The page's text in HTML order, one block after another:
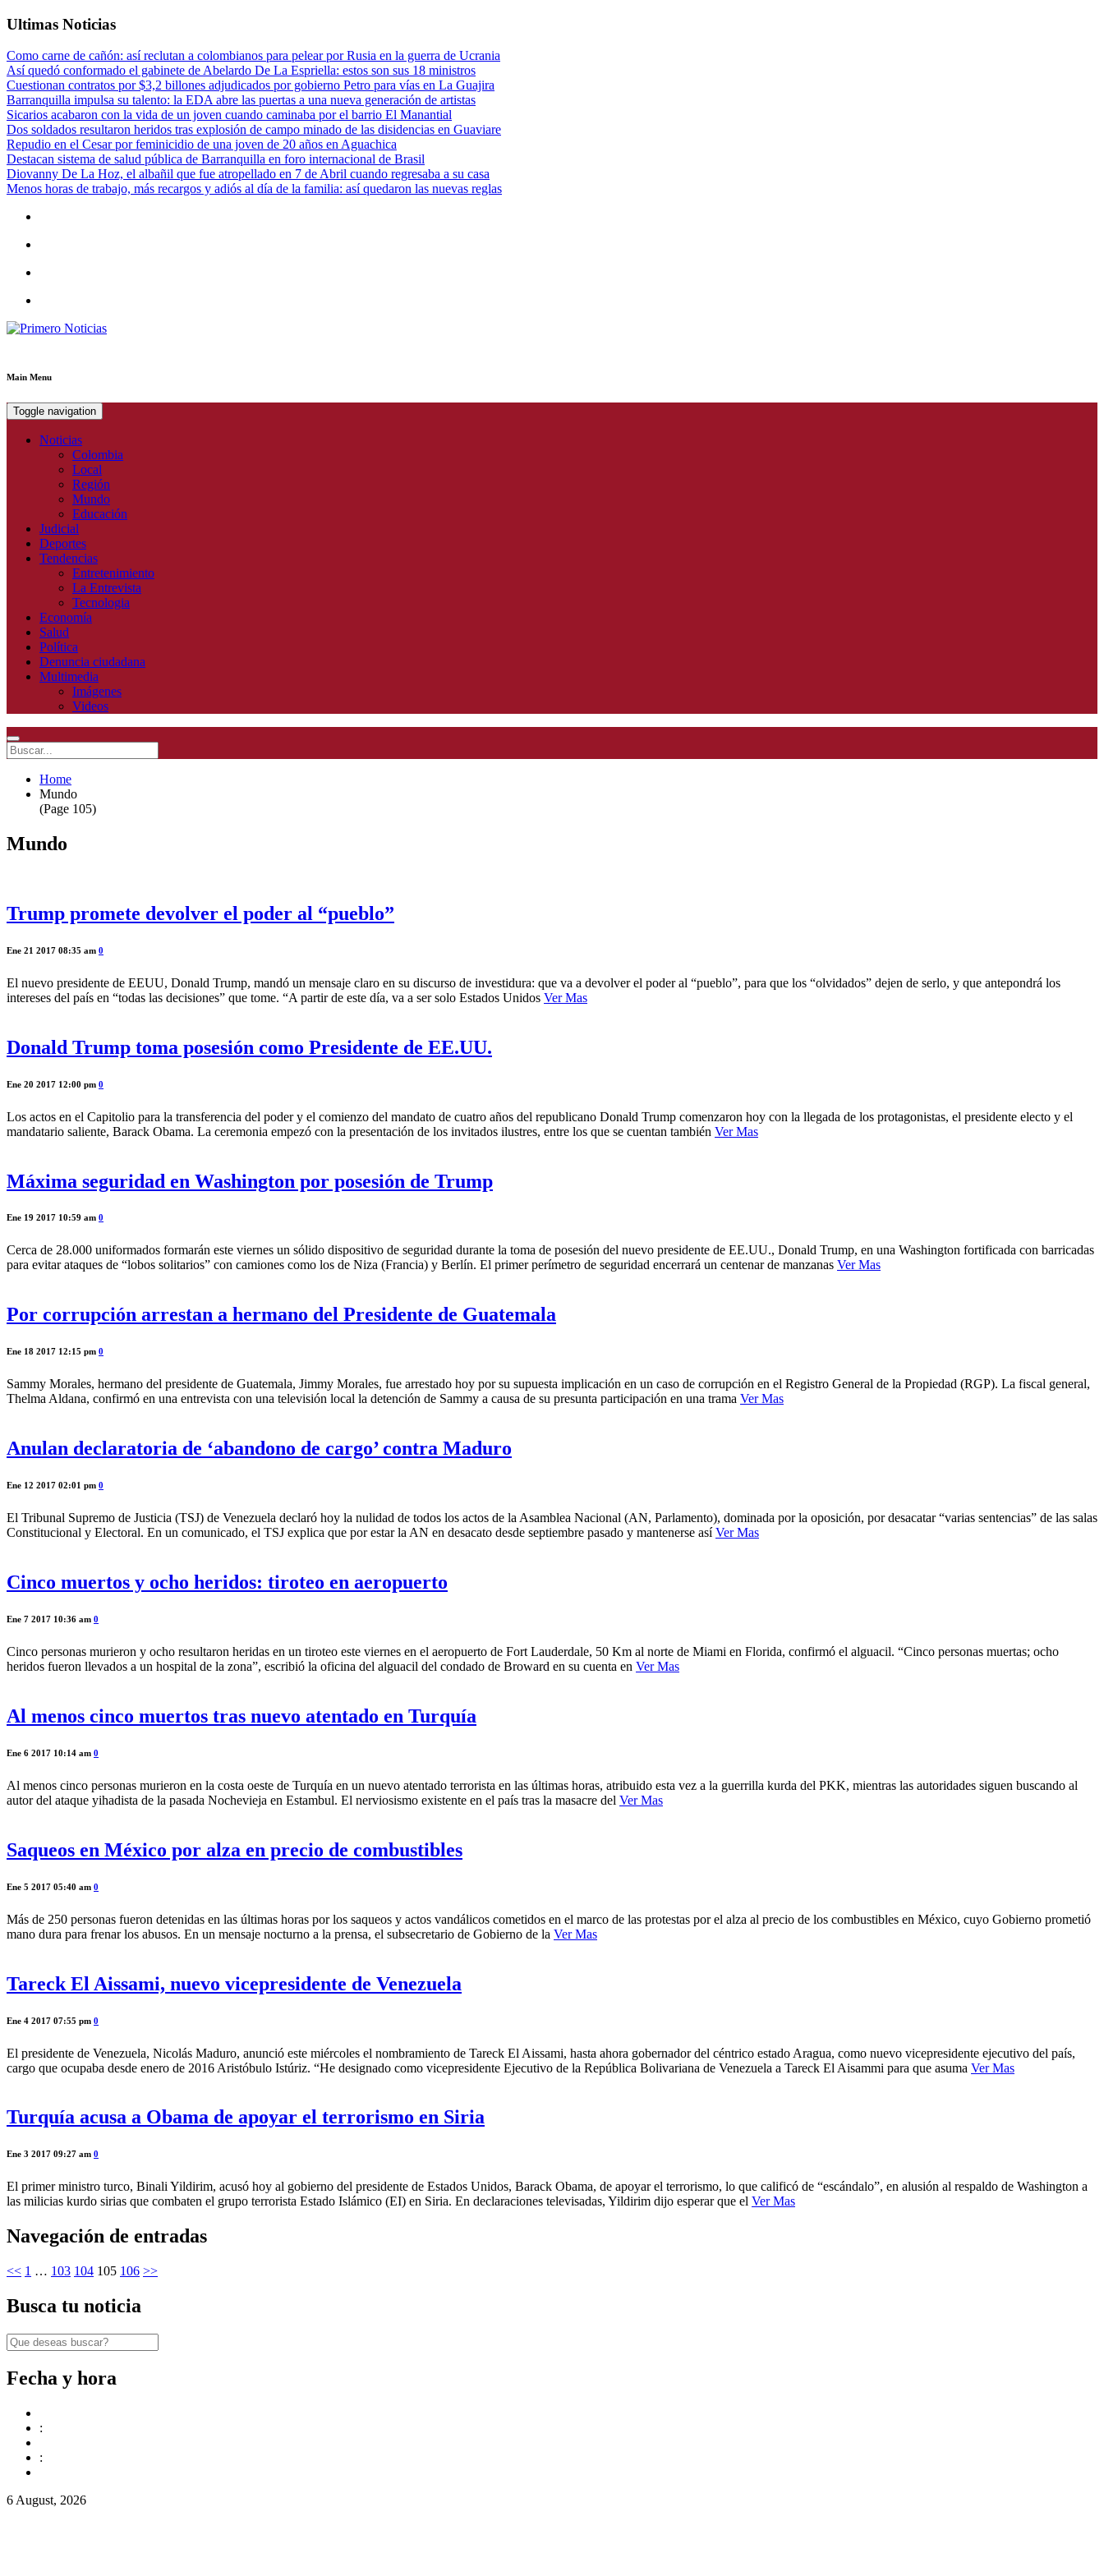
Ultimas Noticias
Como carne de cañón: así reclutan a colombianos para pelear por Rusia en la guerra de Ucrania
Así quedó conformado el gabinete de Abelardo De La Espriella: estos son sus 18 ministros
Cuestionan contratos por $3,2 billones adjudicados por gobierno Petro para vías en La Guajira
Barranquilla impulsa su talento: la EDA abre las puertas a una nueva generación de artistas
Sicarios acabaron con la vida de un joven cuando caminaba por el barrio El Manantial
Dos soldados resultaron heridos tras explosión de campo minado de las disidencias en Guaviare
Repudio en el Cesar por feminicidio de una joven de 20 años en Aguachica
Destacan sistema de salud pública de Barranquilla en foro internacional de Brasil
Diovanny De La Hoz, el albañil que fue atropellado en 7 de Abril cuando regresaba a su casa
Menos horas de trabajo, más recargos y adiós al día de la familia: así quedaron las nuevas reglas
Main Menu
Toggle navigation
Noticias
Colombia
Local
Región
Mundo
Educación
Judicial
Deportes
Tendencias
Entretenimiento
La Entrevista
Tecnologia
Economía
Salud
Política
Denuncia ciudadana
Multimedia
Imágenes
Videos
Home
Mundo
(Page 105)
Mundo
Trump promete devolver el poder al “pueblo”
Ene 21 2017 08:35 am 0
El nuevo presidente de EEUU, Donald Trump, mandó un mensaje claro en su discurso de investidura: que va a devolver el poder al “pueblo”, para que los “olvidados” dejen de serlo, y que antepondrá los
intereses del país en “todas las decisiones” que tome. “A partir de este día, va a ser solo Estados Unidos Ver Mas
Donald Trump toma posesión como Presidente de EE.UU.
Ene 20 2017 12:00 pm 0
Los actos en el Capitolio para la transferencia del poder y el comienzo del mandato de cuatro años del republicano Donald Trump comenzaron hoy con la llegada de los protagonistas, el presidente electo y el
mandatario saliente, Barack Obama. La ceremonia empezó con la presentación de los invitados ilustres, entre los que se cuentan también Ver Mas
Máxima seguridad en Washington por posesión de Trump
Ene 19 2017 10:59 am 0
Cerca de 28.000 uniformados formarán este viernes un sólido dispositivo de seguridad durante la toma de posesión del nuevo presidente de EE.UU., Donald Trump, en una Washington fortificada con barricadas
para evitar ataques de “lobos solitarios” con camiones como los de Niza (Francia) y Berlín. El primer perímetro de seguridad encerrará un centenar de manzanas Ver Mas
Por corrupción arrestan a hermano del Presidente de Guatemala
Ene 18 2017 12:15 pm 0
Sammy Morales, hermano del presidente de Guatemala, Jimmy Morales, fue arrestado hoy por su supuesta implicación en un caso de corrupción en el Registro General de la Propiedad (RGP). La fiscal general,
Thelma Aldana, confirmó en una entrevista con una televisión local la detención de Sammy a causa de su presunta participación en una trama Ver Mas
Anulan declaratoria de ‘abandono de cargo’ contra Maduro
Ene 12 2017 02:01 pm 0
El Tribunal Supremo de Justicia (TSJ) de Venezuela declaró hoy la nulidad de todos los actos de la Asamblea Nacional (AN, Parlamento), dominada por la oposición, por desacatar “varias sentencias” de las salas
Constitucional y Electoral. En un comunicado, el TSJ explica que por estar la AN en desacato desde septiembre pasado y mantenerse asíVer Mas
Cinco muertos y ocho heridos: tiroteo en aeropuerto
Ene 7 2017 10:36 am 0
Cinco personas murieron y ocho resultaron heridas en un tiroteo este viernes en el aeropuerto de Fort Lauderdale, 50 Km al norte de Miami en Florida, confirmó el alguacil. “Cinco personas muertas; ocho
heridos fueron llevados a un hospital de la zona”, escribió la oficina del alguacil del condado de Broward en su cuenta en Ver Mas
Al menos cinco muertos tras nuevo atentado en Turquía
Ene 6 2017 10:14 am 0
Al menos cinco personas murieron en la costa oeste de Turquía en un nuevo atentado terrorista en las últimas horas, atribuido esta vez a la guerrilla kurda del PKK, mientras las autoridades siguen buscando al
autor del ataque yihadista de la pasada Nochevieja en Estambul. El nerviosismo existente en el país tras la masacre del Ver Mas
Saqueos en México por alza en precio de combustibles
Ene 5 2017 05:40 am 0
Más de 250 personas fueron detenidas en las últimas horas por los saqueos y actos vandálicos cometidos en el marco de las protestas por el alza al precio de los combustibles en México, cuyo Gobierno prometió
mano dura para frenar los abusos. En un mensaje nocturno a la prensa, el subsecretario de Gobierno de la Ver Mas
Tareck El Aissami, nuevo vicepresidente de Venezuela
Ene 4 2017 07:55 pm 0
El presidente de Venezuela, Nicolás Maduro, anunció este miércoles el nombramiento de Tareck El Aissami, hasta ahora gobernador del céntrico estado Aragua, como nuevo vicepresidente ejecutivo del país,
cargo que ocupaba desde enero de 2016 Aristóbulo Istúriz. “He designado como vicepresidente Ejecutivo de la República Bolivariana de Venezuela a Tareck El Aisammi para que asuma Ver Mas
Turquía acusa a Obama de apoyar el terrorismo en Siria
Ene 3 2017 09:27 am 0
El primer ministro turco, Binali Yildirim, acusó hoy al gobierno del presidente de Estados Unidos, Barack Obama, de apoyar el terrorismo, lo que calificó de “escándalo”, en alusión al respaldo de Washington a
las milicias kurdo sirias que combaten el grupo terrorista Estado Islámico (EI) en Siria. En declaraciones televisadas, Yildirim dijo esperar que el Ver Mas
Navegación de entradas
<< 1 … 103 104 105 106 >>
Busca tu noticia
Fecha y hora
:
:
6 August, 2026